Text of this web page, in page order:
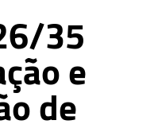
35
e
de